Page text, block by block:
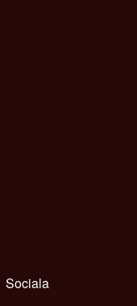
Sociala